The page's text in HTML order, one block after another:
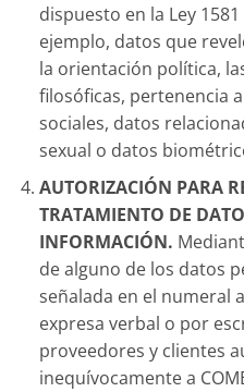
dispuesto en la Ley
ejemplo, datos que
la orientación política,
filosóficas, pertenencia
sociales, datos
sexual o datos
AUTORIZACIÓN PARA
TRATAMIENTO DE
INFORMACIÓN.
de alguno de los datos
señalada en el numeral
expresa verbal o por
proveedores y clientes
inequívocamente a